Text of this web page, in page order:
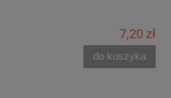
7,20 zł
do koszyka